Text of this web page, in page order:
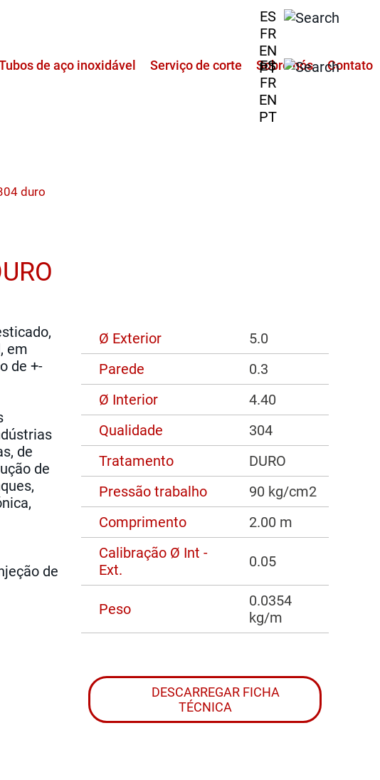
ES
FR
EN
PT
de aço inoxidável Serviço de corte Sobre nós Contato
ES
FR
EN
PT
duro
em
de +-
de
de
de
Ø Exterior
5.0
Parede
0.3
Ø Interior
4.40
Qualidade
304
Tratamento
DURO
Pressão trabalho
90 kg/cm2
Comprimento
2.00 m
Calibração Ø Int -
Ext.
0.05
Peso
0.0354
kg/m
DESCARREGAR FICHA
TÉCNICA